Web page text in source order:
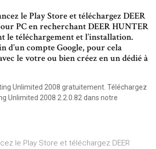
le Play Store et téléchargez DEER
PC en recherchant DEER HUNTER
le téléchargement et l’installation.
d’un compte Google, pour cela
le votre ou bien créez en un dédié à
Unlimited 2008 gratuitement. Téléchargez
Unlimited 2008 2.2.0.82 dans notre
le Play Store et téléchargez DEER